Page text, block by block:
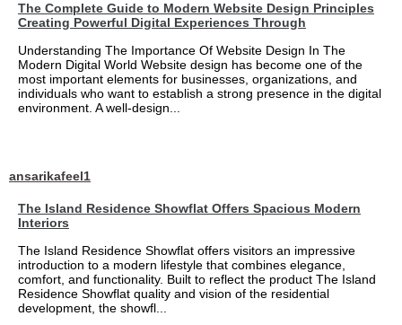
The Complete Guide to Modern Website Design Principles
Creating Powerful Digital Experiences Through
Understanding The Importance Of Website Design In The
Modern Digital World Website design has become one of the
most important elements for businesses, organizations, and
individuals who want to establish a strong presence in the digital
environment. A well-design...
ansarikafeel1
The Island Residence Showflat Offers Spacious Modern
Interiors
The Island Residence Showflat offers visitors an impressive
introduction to a modern lifestyle that combines elegance,
comfort, and functionality. Built to reflect the product The Island
Residence Showflat quality and vision of the residential
development, the showfl...